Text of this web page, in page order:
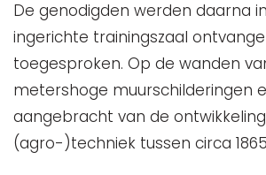
De genodigden werden daarna
ingerichte trainingszaal
toegesproken. Op de wanden
metershoge muurschilderingen
aangebracht van de
(agro-)techniek tussen circa 1865